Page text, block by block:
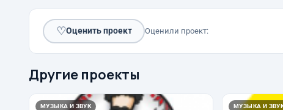
♡Оценить проект Оценили проект:
Другие проекты
МУЗЫКА И ЗВУК МУЗЫКА И